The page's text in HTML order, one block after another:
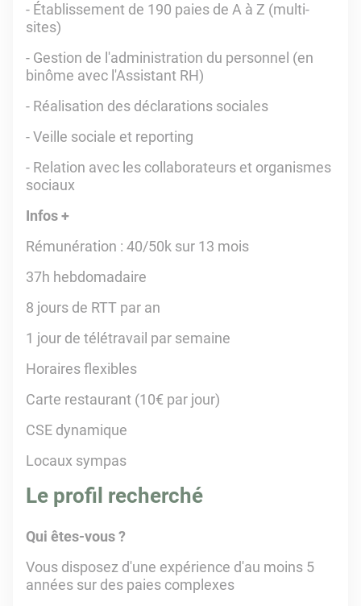
- Établissement de 190 paies de A à Z (multi-
sites)
- Gestion de l'administration du personnel (en
binôme avec l'Assistant RH)
- Réalisation des déclarations sociales
- Veille sociale et reporting
- Relation avec les collaborateurs et organismes
sociaux
Infos +
Rémunération : 40/50k sur 13 mois
37h hebdomadaire
8 jours de RTT par an
1 jour de télétravail par semaine
Horaires flexibles
Carte restaurant (10€ par jour)
CSE dynamique
Locaux sympas
Le profil recherché
Qui êtes-vous ?
Vous disposez d'une expérience d'au moins 5
années sur des paies complexes